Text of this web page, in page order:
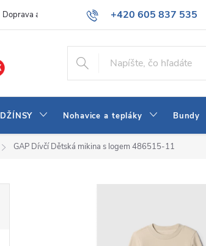
+420 605 837 535
info@jeans-shop.sk
Doprava a platba Všeobecné obchodné podmienky
DŽÍNSY Nohavice a tepláky Bundy
GAP Dívčí Dětská mikina s logem 486515-11